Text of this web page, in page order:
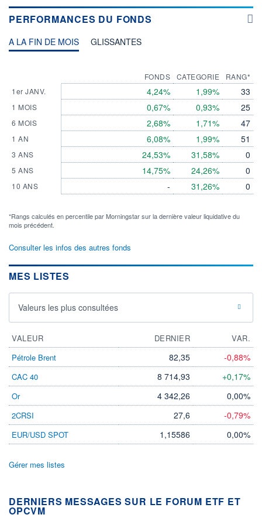
PERFORMANCES DU FONDS
A LA FIN DE MOIS GLISSANTES
1er JANV.
1 MOIS
6 MOIS
1 AN
3 ANS
5 ANS
10 ANS
FONDS
4,24%
0,67%
2,68%
6,08%
24,53%
14,75%
-
CATEGORIE
1,99%
0,93%
1,71%
1,99%
31,58%
24,26%
31,26%
RANG*
33
25
47
51
0
0
0
*Rangs calculés en percentile par Morningstar sur la dernière valeur liquidative du
mois précédent.
Consulter les infos des autres fonds
MES LISTES
Valeurs les plus consultées
VALEUR DERNIER
VAR.
Pétrole Brent
82,35 -0,88%
CAC 40 8 714,93 +0,17%
Or 4 342,26 0,00%
2CRSI 27,6 -0,79%
EUR/USD SPOT 1,15586 0,00%
Gérer mes listes
DERNIERS MESSAGES SUR LE FORUM ETF ET
OPCVM